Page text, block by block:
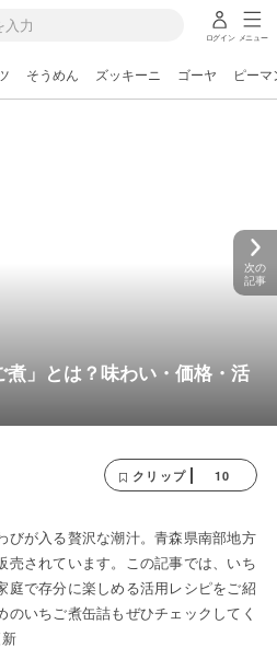
ログイン メニュー
そうめん ズッキーニ ゴーヤ ピーマ
」とは？味わい・価格・活
次の
記事
クリップ 10
びが入る贅沢な潮汁。青森県南部地方
売されています。この記事では、いち
庭で存分に楽しめる活用レシピをご紹
いちご煮缶詰もぜひチェックしてく